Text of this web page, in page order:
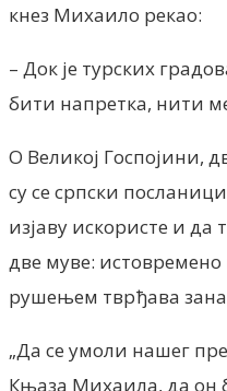
кнез Михаило рекао:
– Док је турских
бити напретка, нити
О Великој Госпојини,
су се српски
изјаву искористе и да
две муве:
рушењем тврђава
„Да се умоли нашег
Књаза Михаила, да он